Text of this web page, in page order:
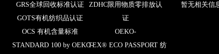
GRS全球回收标准认证
GOTS有机纺织品认证
OCS 有机含量标准
STANDARD 100 by OEKO-
ZDHC限用物质零排放认
证
OEKO-
TEX® ECO PASSPORT 纺
暂无相关信